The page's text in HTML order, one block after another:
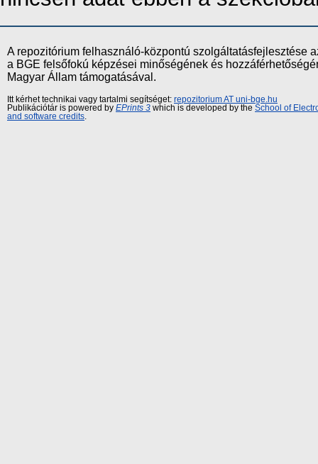
A repozitórium felhasználó-központú szolgáltatásfejlesztése
a BGE felsőfokú képzései minőségének és
Magyar Állam támogatásával.
Itt kérhet technikai vagy tartalmi segítséget: repozitorium AT uni-bge.hu
Publikációtár is powered by EPrints 3 which is developed by the School of
and software credits